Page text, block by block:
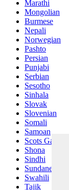
Marathi
Mongolian
Burmese
Nepali
Norwegian
Pashto
Persian
Punjabi
Serbian
Sesotho
Sinhala
Slovak
Slovenian
Somali
Samoan
Scots Gaelic
Shona
Sindhi
Sundanese
Swahili
Tajik